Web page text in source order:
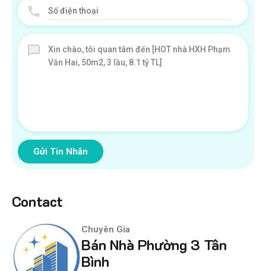
Gửi Tin Nhắn
Contact
Chuyên Gia
Bán Nhà Phường 3 Tân
Bình